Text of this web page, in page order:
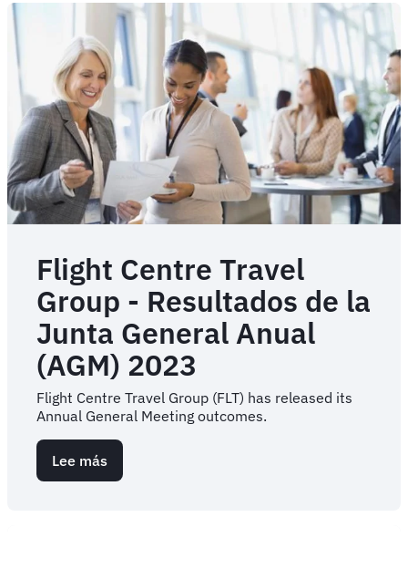
Group
anuncia
un
nuevo
CMO
Corporativo
Global
Flight Centre Travel
Group - Resultados de la
Junta General Anual
(AGM) 2023
Flight Centre Travel Group (FLT) has released its
Annual General Meeting outcomes.
Lee más
Flight